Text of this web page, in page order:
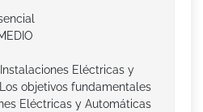
Eléctricas y
objetivos fundamentales
Eléctricas y Automáticas